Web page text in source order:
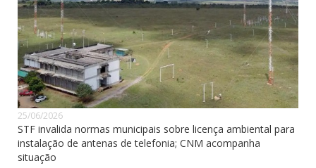
25/06/2026
STF invalida normas municipais sobre licença ambiental para
instalação de antenas de telefonia; CNM acompanha
situação